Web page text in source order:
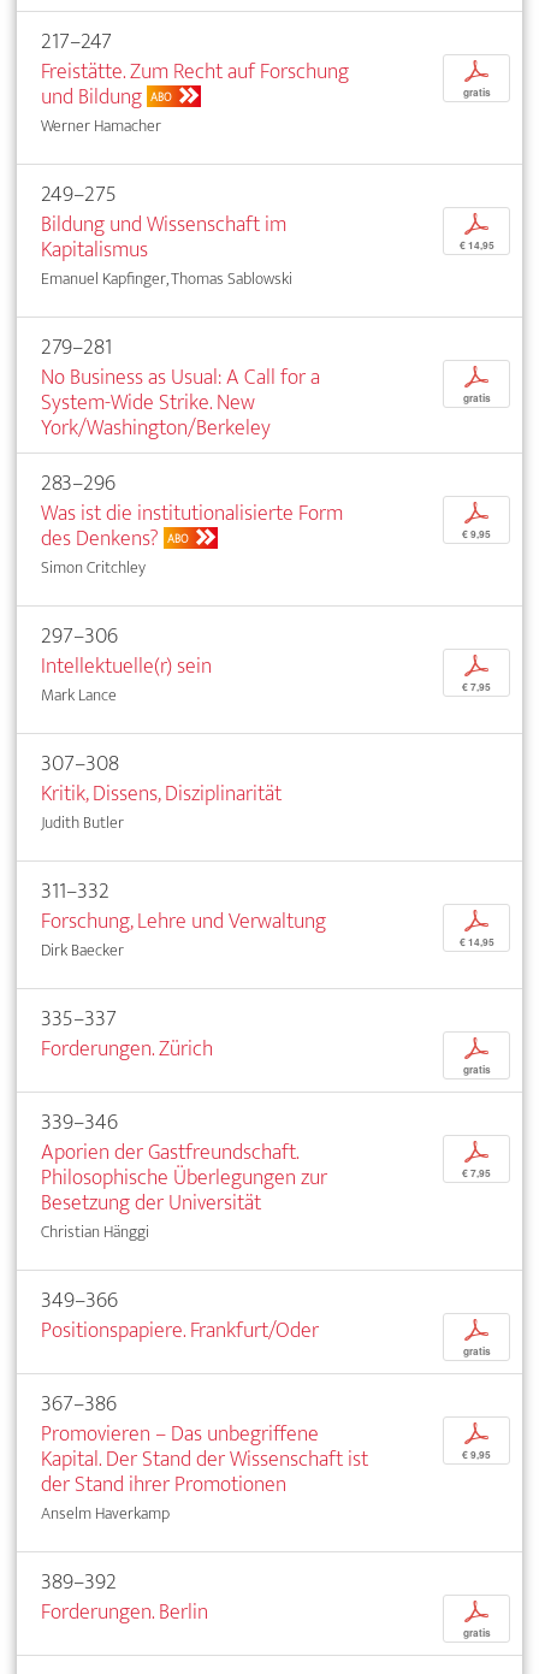
217–247
Freistätte. Zum Recht auf Forschung
und Bildung ABO
Werner Hamacher
p
gratis
249–275
Bildung und Wissenschaft im
Kapitalismus
Emanuel Kapfinger, Thomas Sablowski
p
€ 14,95
279–281
No Business as Usual: A Call for a
System-Wide Strike. New
York/Washington/Berkeley
p
gratis
283–296
Was ist die institutionalisierte Form
des Denkens? ABO
Simon Critchley
p
€ 9,95
297–306
Intellektuelle(r) sein
Mark Lance
p
€ 7,95
307–308
Kritik, Dissens, Disziplinarität
Judith Butler
311–332
Forschung, Lehre und Verwaltung
Dirk Baecker
p
€ 14,95
335–337
Forderungen. Zürich
p
gratis
339–346
Aporien der Gastfreundschaft.
Philosophische Überlegungen zur
Besetzung der Universität
Christian Hänggi
p
€ 7,95
349–366
Positionspapiere. Frankfurt/Oder
p
gratis
367–386
Promovieren – Das unbegriffene
Kapital. Der Stand der Wissenschaft ist
der Stand ihrer Promotionen
Anselm Haverkamp
p
€ 9,95
389–392
Forderungen. Berlin
p
gratis